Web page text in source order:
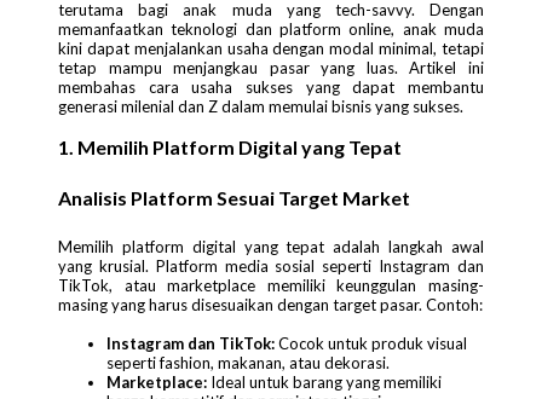
terutama bagi anak muda yang tech-savvy. Dengan
memanfaatkan teknologi dan platform online, anak muda
kini dapat menjalankan usaha dengan modal minimal, tetapi
tetap mampu menjangkau pasar yang luas. Artikel ini
membahas cara usaha sukses yang dapat membantu
generasi milenial dan Z dalam memulai bisnis yang sukses.
1. Memilih Platform Digital yang Tepat
Analisis Platform Sesuai Target Market
Memilih platform digital yang tepat adalah langkah awal
yang krusial. Platform media sosial seperti Instagram dan
TikTok, atau marketplace memiliki keunggulan masing-
masing yang harus disesuaikan dengan target pasar. Contoh:
Instagram dan TikTok:Cocok untuk produk visual
seperti fashion, makanan, atau dekorasi.
Marketplace: Ideal untuk barang yang memiliki